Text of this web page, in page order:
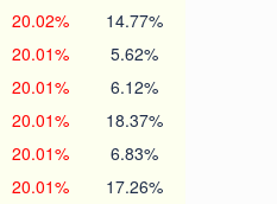
20.02% 14.77%
20.01% 5.62%
20.01% 6.12%
20.01% 18.37%
20.01% 6.83%
20.01% 17.26%